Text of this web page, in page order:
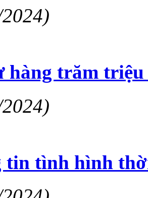
hàng trăm
tin tình hình